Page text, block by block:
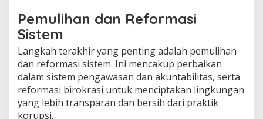
Pemulihan dan Reformasi
Sistem
Langkah terakhir yang penting adalah pemulihan
dan reformasi sistem. Ini mencakup perbaikan
dalam sistem pengawasan dan akuntabilitas, serta
reformasi birokrasi untuk menciptakan lingkungan
yang lebih transparan dan bersih dari praktik
korupsi.